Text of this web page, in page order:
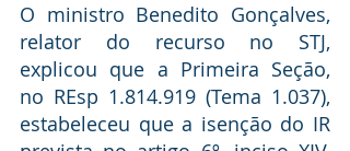
O ministro Benedito Gonçalves,
relator do recurso no STJ,
explicou que a Primeira Seção,
no REsp 1.814.919 (Tema 1.037),
estabeleceu que a isenção do IR